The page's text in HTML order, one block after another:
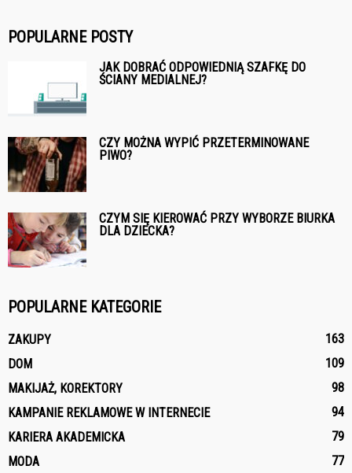
POPULARNE POSTY
JAK DOBRAĆ ODPOWIEDNIĄ SZAFKĘ DO
ŚCIANY MEDIALNEJ?
CZY MOŻNA WYPIĆ PRZETERMINOWANE
PIWO?
CZYM SIĘ KIEROWAĆ PRZY WYBORZE BIURKA
DLA DZIECKA?
POPULARNE KATEGORIE
ZAKUPY
163
DOM
109
MAKIJAŻ, KOREKTORY
98
KAMPANIE REKLAMOWE W INTERNECIE
94
KARIERA AKADEMICKA
79
MODA
77